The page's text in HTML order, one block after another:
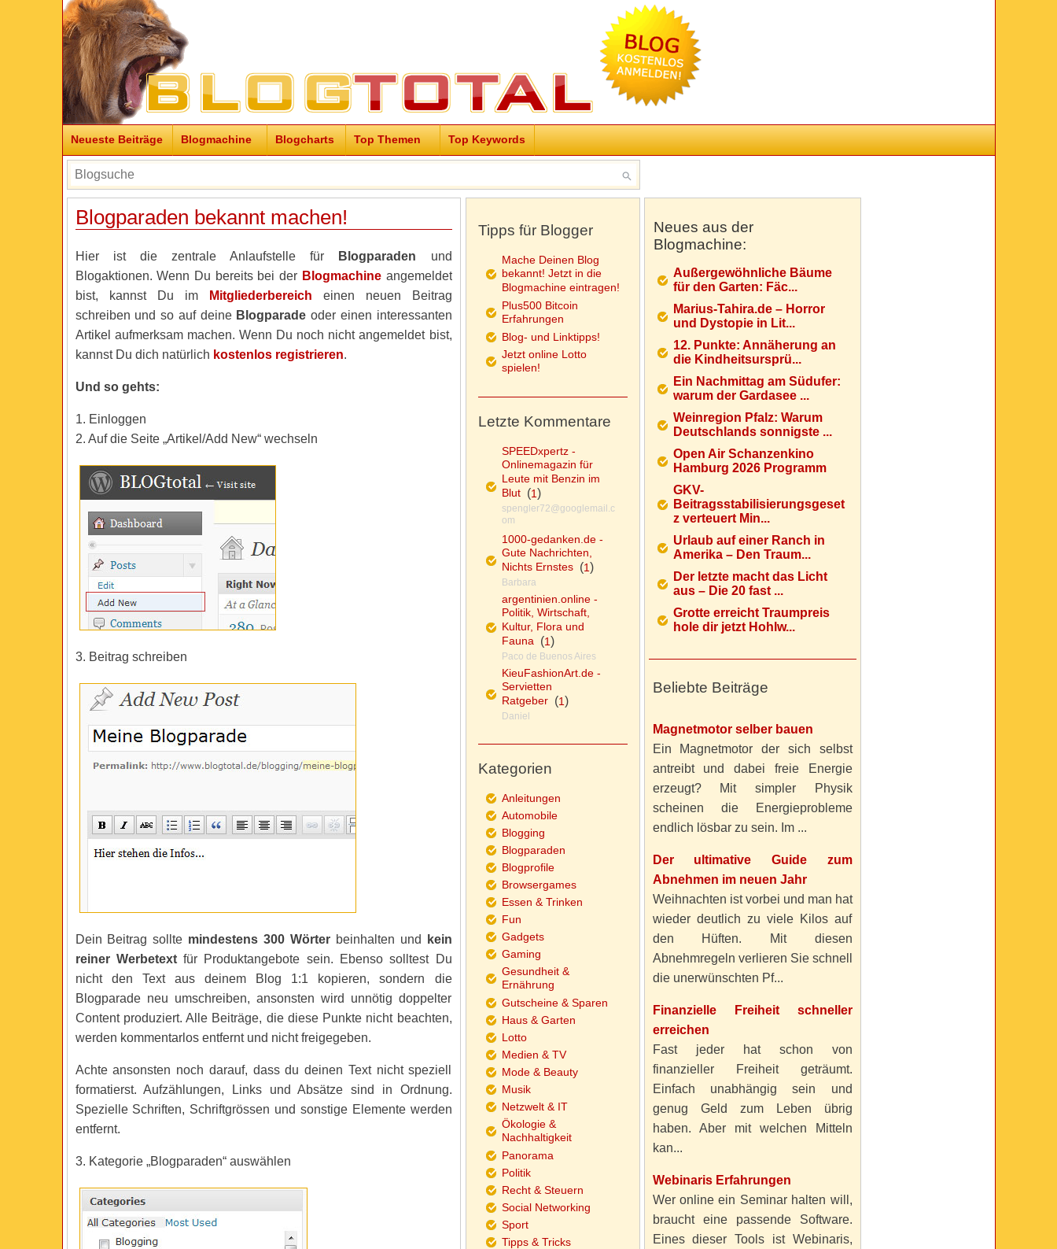
Neueste Beiträge Blogmachine Blogcharts Top Themen Top Keywords
Blogparaden bekannt machen!
Hier ist die zentrale Anlaufstelle für Blogparaden und
Blogaktionen. Wenn Du bereits bei der Blogmachineangemeldet
bist, kannst Du im
Mitgliederbereich einen neuen Beitrag
schreiben und so auf deine Blogparade oder einen interessanten
Artikel aufmerksam machen. Wenn Du noch nicht angemeldet bist,
kannst Du dich natürlich kostenlos registrieren.
Und so gehts:
1. Einloggen
2. Auf die Seite „Artikel/Add New“ wechseln
3. Beitrag schreiben
Dein Beitrag sollte mindestens 300 Wörterbeinhalten und
kein
reiner Werbetextfür Produktangebote sein. Ebenso solltest Du
nicht den Text aus deinem Blog 1:1 kopieren, sondern die
Blogparade neu umschreiben, ansonsten wird unnötig doppelter
Content produziert. Alle Beiträge, die diese Punkte nicht beachten,
werden kommentarlos entfernt und nicht freigegeben.
Achte ansonsten noch darauf, dass du deinen Text nicht speziell
formatierst. Aufzählungen, Links und Absätze sind in Ordnung.
Spezielle Schriften, Schriftgrössen und sonstige Elemente werden
entfernt.
3. Kategorie „Blogparaden“ auswählen
Neues aus der
Blogmachine:
Außergewöhnliche Bäume
für den Garten: Fäc...
Marius-Tahira.de – Horror
und Dystopie in Lit...
12. Punkte: Annäherung an
die Kindheitsursprü...
Ein Nachmittag am Südufer:
warum der Gardasee ...
Weinregion Pfalz: Warum
Deutschlands sonnigste ...
Open Air Schanzenkino
Hamburg 2026 Programm
GKV-
Beitragsstabilisierungsgeset
z verteuert Min...
Urlaub auf einer Ranch in
Amerika – Den Traum...
Der letzte macht das Licht
aus – Die 20 fast ...
Grotte erreicht Traumpreis
hole dir jetzt Hohlw...
Beliebte Beiträge
Magnetmotor selber bauen
Ein Magnetmotor der sich selbst
antreibt und dabei freie Energie
erzeugt? Mit simpler Physik
scheinen die Energieprobleme
endlich lösbar zu sein. Im ...
Der ultimative Guide zum
Abnehmen im neuen Jahr
Weihnachten ist vorbei und man hat
wieder deutlich zu viele Kilos auf
den Hüften. Mit diesen
Abnehmregeln verlieren Sie schnell
die unerwünschten Pf...
Finanzielle Freiheit schneller
erreichen
Fast jeder hat schon von
finanzieller Freiheit geträumt.
Einfach unabhängig sein und
genug Geld zum Leben übrig
haben. Aber mit welchen Mitteln
kan...
Webinaris Erfahrungen
Wer online ein Seminar halten will,
braucht eine passende Software.
Eines dieser Tools ist Webinaris,
Tipps für Blogger
Mache Deinen Blog
bekannt! Jetzt in die
Blogmachine eintragen!
Plus500 Bitcoin
Erfahrungen
Blog- und Linktipps!
Jetzt online Lotto
spielen!
Letzte Kommentare
SPEEDxpertz -
Onlinemagazin für
Leute mit Benzin im
Blut(1)
spengler72@googlemail.c
om
1000-gedanken.de -
Gute Nachrichten,
Nichts Ernstes(1)
Barbara
argentinien.online -
Politik, Wirtschaft,
Kultur, Flora und
Fauna(1)
Paco de Buenos Aires
KieuFashionArt.de -
Servietten
Ratgeber(1)
Daniel
Kategorien
Anleitungen
Automobile
Blogging
Blogparaden
Blogprofile
Browsergames
Essen & Trinken
Fun
Gadgets
Gaming
Gesundheit &
Ernährung
Gutscheine & Sparen
Haus & Garten
Lotto
Medien & TV
Mode & Beauty
Musik
Netzwelt & IT
Ökologie &
Nachhaltigkeit
Panorama
Politik
Recht & Steuern
Social Networking
Sport
Tipps & Tricks